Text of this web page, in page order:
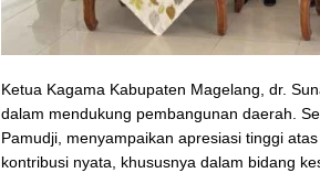
Ketua Kagama Kabupaten Magelang, dr.
dalam mendukung pembangunan daerah.
Pamudji, menyampaikan apresiasi tinggi
kontribusi nyata, khususnya dalam bidang